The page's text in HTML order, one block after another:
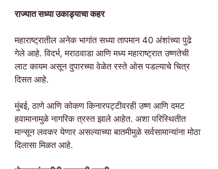
राज्यात सध्या उकाड्याचा कहर
महाराष्ट्रातील अनेक भागांत सध्या तापमान 40 अंशांच्या पुढे
गेले आहे. विदर्भ, मराठवाडा आणि मध्य महाराष्ट्रात उष्णतेची
लाट कायम असून दुपारच्या वेळेत रस्ते ओस पडल्याचे चित्र
दिसत आहे.
मुंबई, ठाणे आणि कोकण किनारपट्टीवरही उष्ण आणि दमट
हवामानामुळे नागरिक त्रस्त झाले आहेत. अशा परिस्थितीत
मान्सून लवकर येणार असल्याच्या बातमीमुळे सर्वसामान्यांना मोठा
दिलासा मिळत आहे.